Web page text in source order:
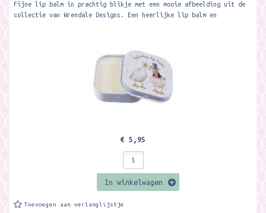
Fijne lip balm in prachtig blikje met een mooie afbeelding uit de
collectie van Wrendale Designs. Een heerlijke lip balm en
€ 5,95
In winkelwagen
Toevoegen aan verlanglijstje